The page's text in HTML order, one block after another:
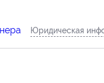
Юридическая